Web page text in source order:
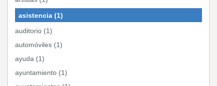
asistencia (1)
auditorio (1)
automóviles (1)
ayuda (1)
ayuntamiento (1)